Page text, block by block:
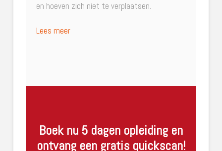
en hoeven zich niet te verplaatsen.
Lees meer
Boek nu 5 dagen opleiding en
ontvang een gratis quickscan!